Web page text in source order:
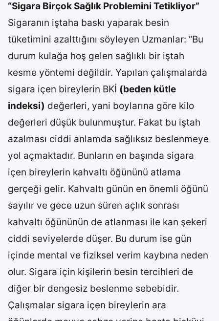
“Sigara Birçok Sağlık Problemini Tetikliyor”
Sigaranın iştaha baskı yaparak besin
tüketimini azalttığını söyleyen Uzmanlar: “Bu
durum kulağa hoş gelen sağlıklı bir iştah
kesme yöntemi değildir. Yapılan çalışmalarda
sigara içen bireylerin BKİ (beden kütle
indeksi) değerleri, yani boylarına göre kilo
değerleri düşük bulunmuştur. Fakat bu iştah
azalması ciddi anlamda sağlıksız beslenmeye
yol açmaktadır. Bunların en başında sigara
içen bireylerin kahvaltı öğününü atlama
gerçeği gelir. Kahvaltı günün en önemli öğünü
sayılır ve gece uzun süren açlık sonrası
kahvaltı öğününün de atlanması ile kan şekeri
ciddi seviyelerde düşer. Bu durum ise gün
içinde mental ve fiziksel verim kaybına neden
olur. Sigara için kişilerin besin tercihleri de
diğer bir dengesiz beslenme sebebidir.
Çalışmalar sigara içen bireylerin ara